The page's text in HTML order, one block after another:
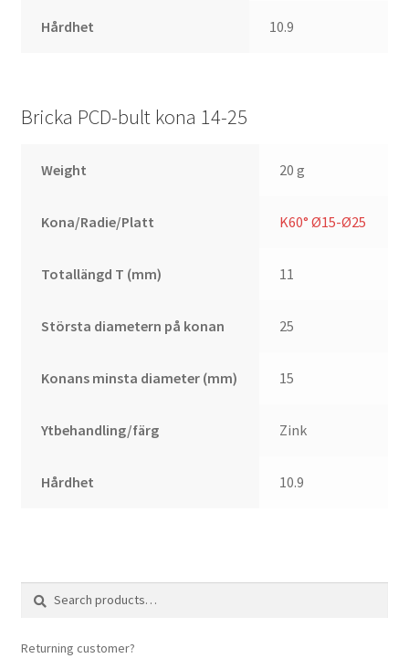
Hårdhet 10.9
Bricka PCD-bult kona 14-25
Weight 20 g
Kona/Radie/Platt K60° Ø15-Ø25
Totallängd T (mm) 11
Största diametern på konan 25
Konans minsta diameter (mm) 15
Ytbehandling/färg Zink
Hårdhet 10.9
Returning customer?